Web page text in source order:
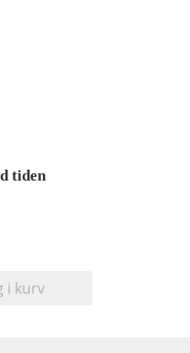
tiden
i kurv